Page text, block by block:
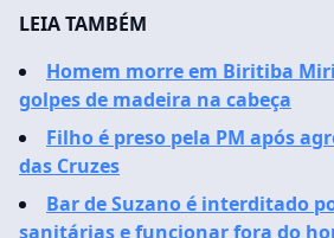
LEIA TAMBÉM
Homem morre em Biritiba
golpes de madeira na cabeça
Filho é preso pela PM após
das Cruzes
Bar de Suzano é interditado
sanitárias e funcionar fora do